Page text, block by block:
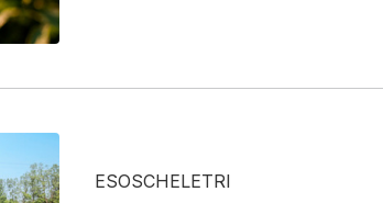
ESOSCHELETRI